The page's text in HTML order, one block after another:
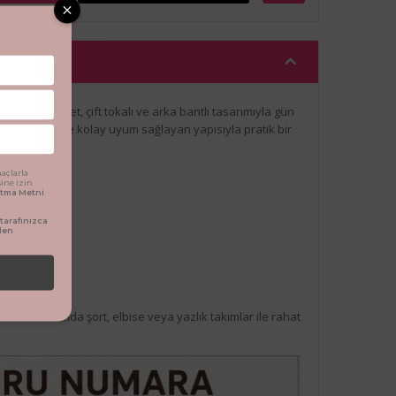
çocuk sandalet, çift tokalı ve arka bantlı tasarımıyla gün
kombinlere kolay uyum sağlayan yapısıyla pratik bir
kullanımda şort, elbise veya yazlık takımlar ile rahat
izin
Metni